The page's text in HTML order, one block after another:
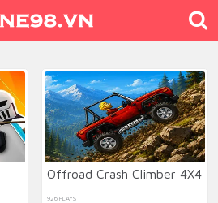
Offroad Crash Climber 4X4
926 PLAYS